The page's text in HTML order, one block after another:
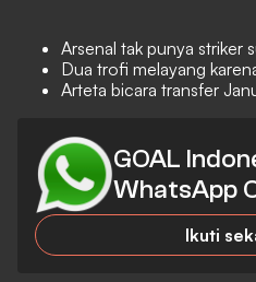
Arsenal tak punya striker
Dua trofi melayang
Arteta bicara transfer
GOAL
WhatsApp
Ikuti